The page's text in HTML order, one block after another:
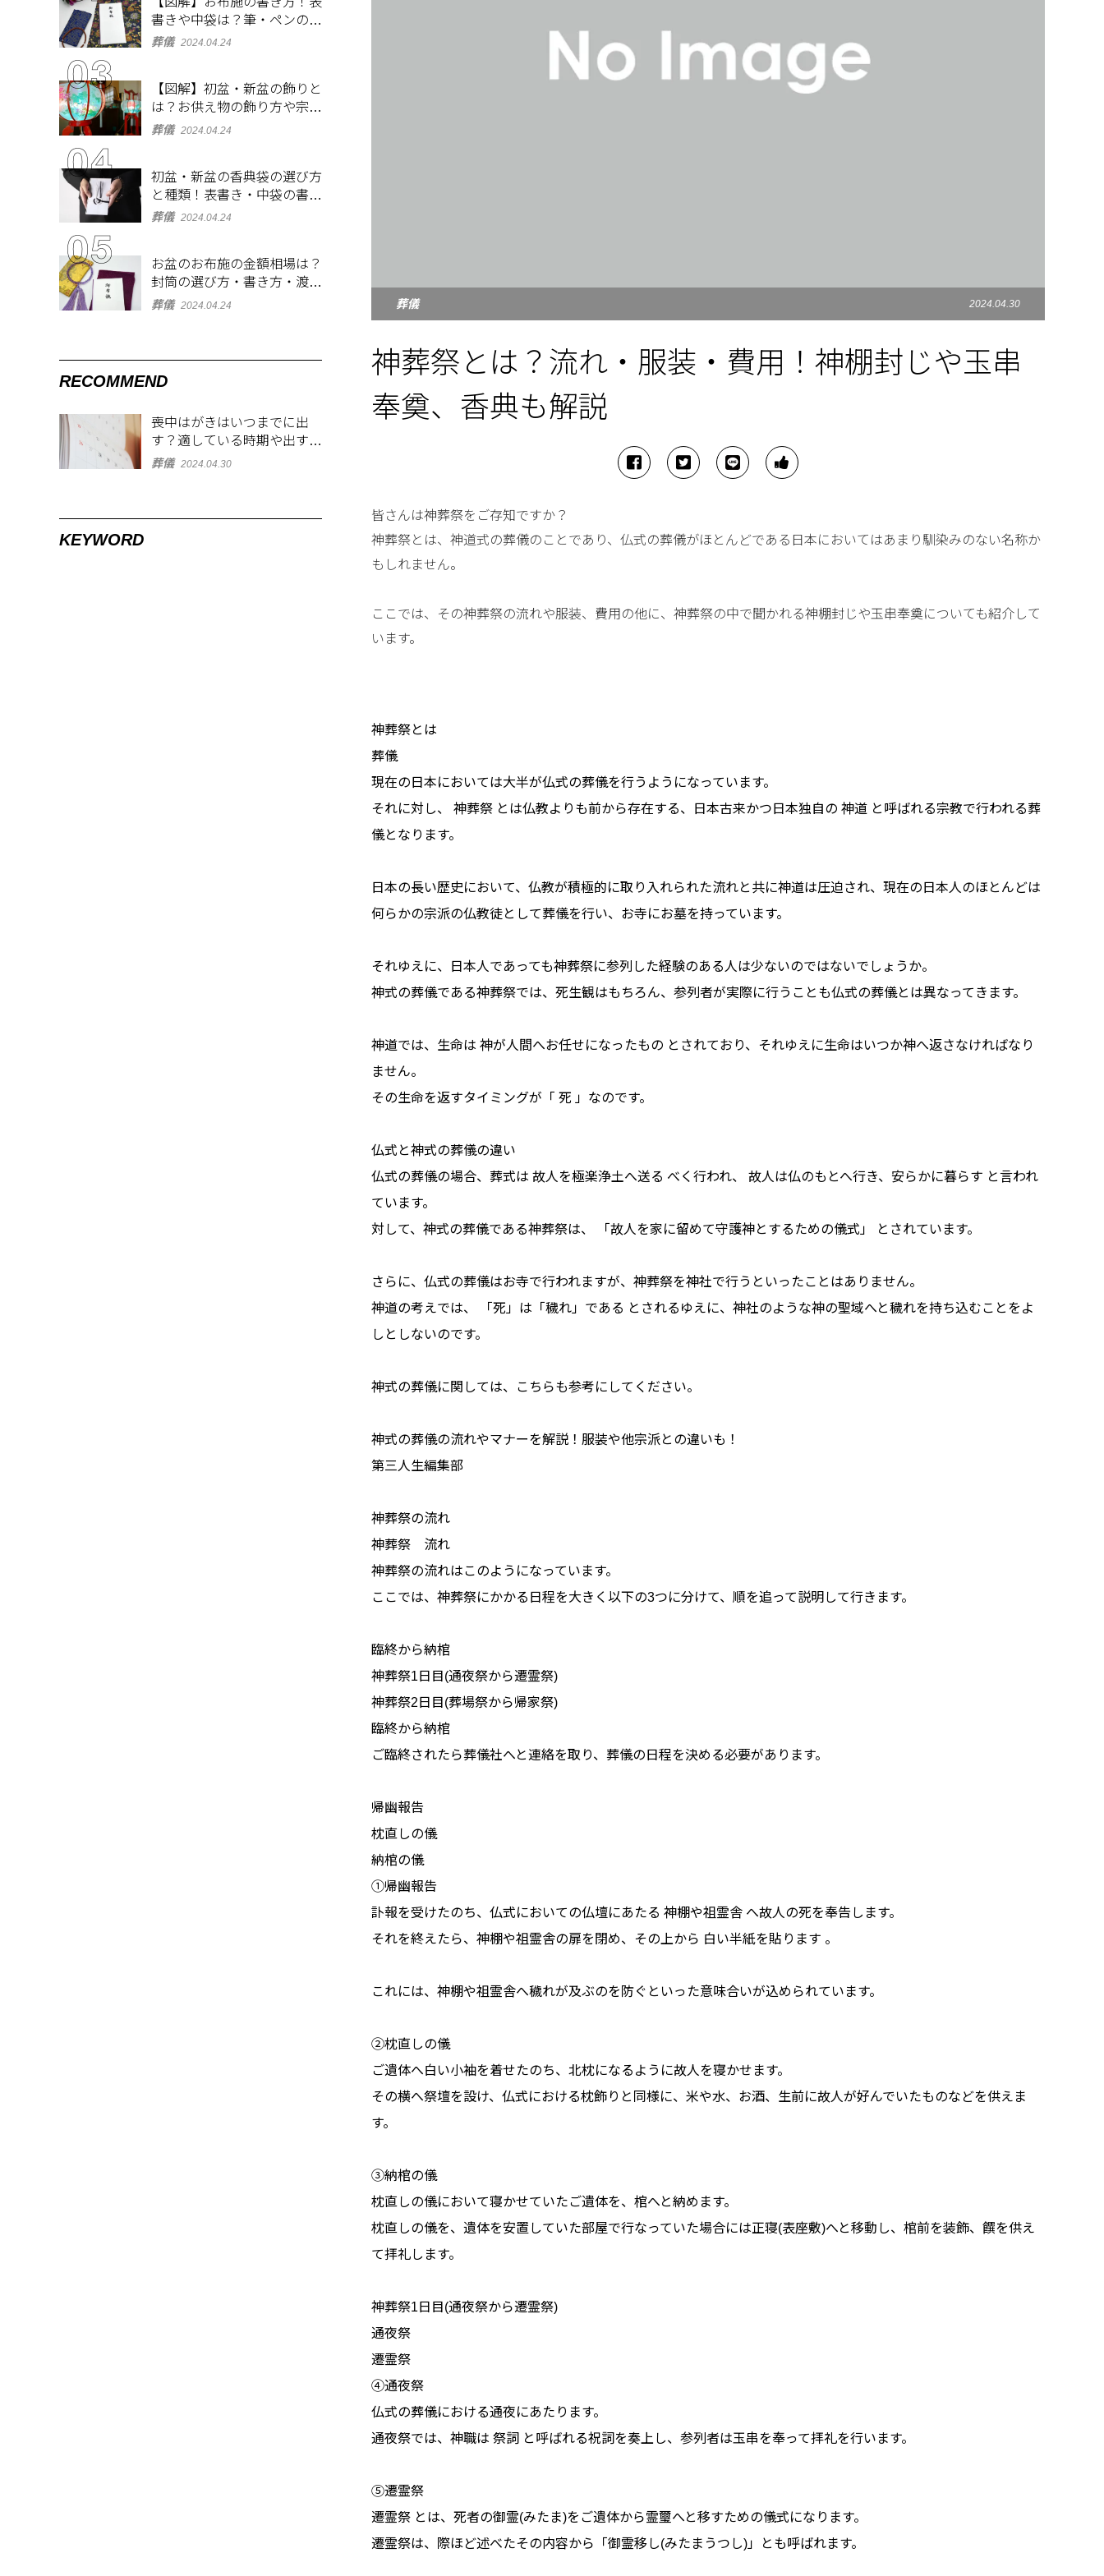
葬儀 2024.04.30
神葬祭とは？流れ・服装・費用！神棚封じや玉串
奉奠、香典も解説
皆さんは神葬祭をご存知ですか？
神葬祭とは、神道式の葬儀のことであり、仏式の葬儀がほとんどである日本においてはあまり馴染みのない名称か
もしれません。
ここでは、その神葬祭の流れや服装、費用の他に、神葬祭の中で聞かれる神棚封じや玉串奉奠についても紹介して
います。
神葬祭とは
葬儀
現在の日本においては大半が仏式の葬儀を行うようになっています。
それに対し、 神葬祭 とは仏教よりも前から存在する、日本古来かつ日本独自の 神道 と呼ばれる宗教で行われる葬
儀となります。
日本の長い歴史において、仏教が積極的に取り入れられた流れと共に神道は圧迫され、現在の日本人のほとんどは
何らかの宗派の仏教徒として葬儀を行い、お寺にお墓を持っています。
それゆえに、日本人であっても神葬祭に参列した経験のある人は少ないのではないでしょうか。
神式の葬儀である神葬祭では、死生観はもちろん、参列者が実際に行うことも仏式の葬儀とは異なってきます。
神道では、生命は 神が人間へお任せになったもの とされており、それゆえに生命はいつか神へ返さなければなり
ません。
その生命を返すタイミングが「 死 」なのです。
仏式と神式の葬儀の違い
仏式の葬儀の場合、葬式は 故人を極楽浄土へ送る べく行われ、 故人は仏のもとへ行き、安らかに暮らす と言われ
ています。
対して、神式の葬儀である神葬祭は、 「故人を家に留めて守護神とするための儀式」 とされています。
さらに、仏式の葬儀はお寺で行われますが、神葬祭を神社で行うといったことはありません。
神道の考えでは、 「死」は「穢れ」である とされるゆえに、神社のような神の聖域へと穢れを持ち込むことをよ
しとしないのです。
神式の葬儀に関しては、こちらも参考にしてください。
神式の葬儀の流れやマナーを解説！服装や他宗派との違いも！
第三人生編集部
神葬祭の流れ
神葬祭 流れ
神葬祭の流れはこのようになっています。
ここでは、神葬祭にかかる日程を大きく以下の3つに分けて、順を追って説明して行きます。
臨終から納棺
神葬祭1日目(通夜祭から遷霊祭)
神葬祭2日目(葬場祭から帰家祭)
臨終から納棺
ご臨終されたら葬儀社へと連絡を取り、葬儀の日程を決める必要があります。
帰幽報告
枕直しの儀
納棺の儀
①帰幽報告
訃報を受けたのち、仏式においての仏壇にあたる 神棚や祖霊舎 へ故人の死を奉告します。
それを終えたら、神棚や祖霊舎の扉を閉め、その上から 白い半紙を貼ります 。
これには、神棚や祖霊舎へ穢れが及ぶのを防ぐといった意味合いが込められています。
②枕直しの儀
ご遺体へ白い小袖を着せたのち、北枕になるように故人を寝かせます。
その横へ祭壇を設け、仏式における枕飾りと同様に、米や水、お酒、生前に故人が好んでいたものなどを供えま
す。
③納棺の儀
枕直しの儀において寝かせていたご遺体を、棺へと納めます。
枕直しの儀を、遺体を安置していた部屋で行なっていた場合には正寝(表座敷)へと移動し、棺前を装飾、饌を供え
て拝礼します。
神葬祭1日目(通夜祭から遷霊祭)
通夜祭
遷霊祭
④通夜祭
仏式の葬儀における通夜にあたります。
通夜祭では、神職は 祭詞 と呼ばれる祝詞を奏上し、参列者は玉串を奉って拝礼を行います。
⑤遷霊祭
遷霊祭 とは、死者の御霊(みたま)をご遺体から霊璽へと移すための儀式になります。
遷霊祭は、際ほど述べたその内容から「御霊移し(みたまうつし)」とも呼ばれます。
書きや中袋は？筆・ペンのマ
ナーとよくあるQ&A集
葬儀 2024.04.24
【図解】初盆・新盆の飾りと
は？お供え物の飾り方や宗派
ごとの違いを解説！
葬儀 2024.04.24
初盆・新盆の香典袋の選び方
と種類！表書き・中袋の書き
方、お札の入れ方も
葬儀 2024.04.24
お盆のお布施の金額相場は？
封筒の選び方・書き方・渡し
方も解説
葬儀 2024.04.24
RECOMMEND
喪中はがきはいつまでに出
す？適している時期や出す範
囲を解説！
葬儀 2024.04.30
KEYWORD